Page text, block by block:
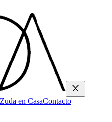
Zuda en CasaContacto